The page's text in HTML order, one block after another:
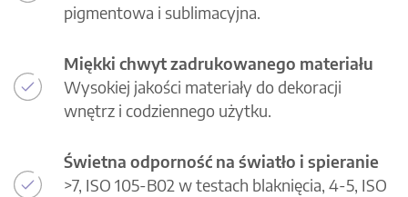
pigmentowa i sublimacyjna.
Miękki chwyt zadrukowanego materiału
Wysokiej jakości materiały do dekoracji
wnętrz i codziennego użytku.
Świetna odporność na światło i spieranie
>7, ISO 105-B02 w testach blaknięcia, 4-5, ISO